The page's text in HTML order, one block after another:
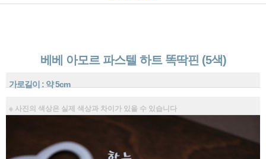
베베 아모르 파스텔 하트 똑딱핀 (5색)
가로길이 : 약 5cm
※ 사진의 색상은 실제 색상과 차이가 있을 수 있습니다